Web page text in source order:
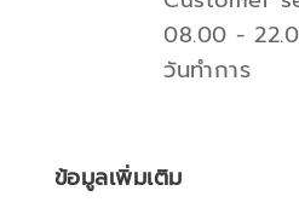
08.00 -
วันทำการ
ข้อมูลเพิ่มเติม